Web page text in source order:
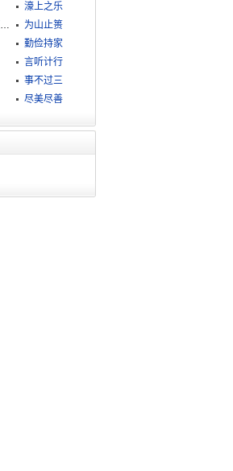
濠上之乐
女子无才便是德
为山止篑
勤俭持家
言听计行
事不过三
尽美尽善